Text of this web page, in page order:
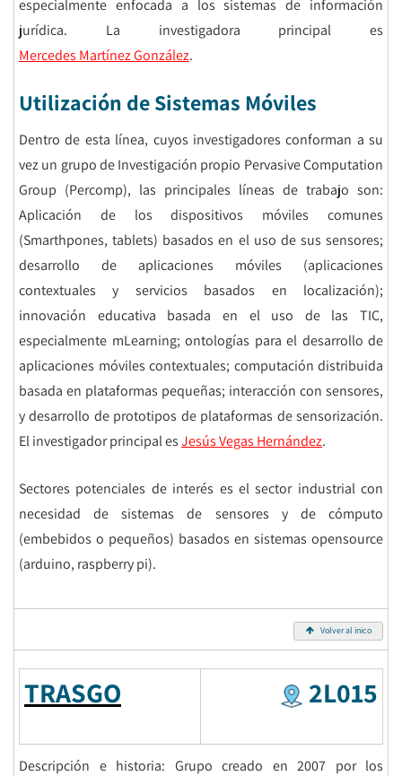
especialmente enfocada a los sistemas de información
jurídica. La investigadora principal es
Mercedes Martínez González.
Utilización de Sistemas Móviles
Dentro de esta línea, cuyos investigadores conforman a su
vez un grupo de Investigación propio Pervasive Computation
Group (Percomp), las principales líneas de trabajo son:
Aplicación de los dispositivos móviles comunes
(Smarthpones, tablets) basados en el uso de sus sensores;
desarrollo de aplicaciones móviles (aplicaciones
contextuales y servicios basados en localización);
innovación educativa basada en el uso de las TIC,
especialmente mLearning; ontologías para el desarrollo de
aplicaciones móviles contextuales; computación distribuida
basada en plataformas pequeñas; interacción con sensores,
y desarrollo de prototipos de plataformas de sensorización.
El investigador principal esJesús Vegas Hernández.
Sectores potenciales de interés es el sector industrial con
necesidad de sistemas de sensores y de cómputo
(embebidos o pequeños) basados en sistemas opensource
(arduino, raspberry pi).
Volver al inico
TRASGO 2L015
Descripción e historia: Grupo creado en 2007 por los